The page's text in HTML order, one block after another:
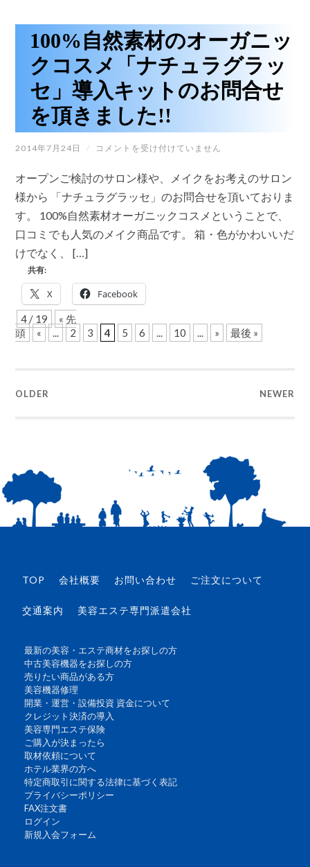
無
料
ミ
ナ
ー
開
催
し
す。
100%自然素材のオーガニッ
クコスメ「ナチュラグラッ
セ」導入キットのお問合せ
を頂きました!!
2014年7月24日 /
100%
素
材
の
オ
ー
ガ
ス
「ナ
チ
合
せ
し
は
コメントを受け付けていません
オープンご検討のサロン様や、メイクをお考えのサロン
様から 「ナチュラグラッセ」のお問合せを頂いておりま
す。 100%自然素材オーガニックコスメということで、
口コミでも人気のメイク商品です。 箱・色がかわいいだ
けでなく、 […]
共有:
X
Facebook
4 / 19
« 先
頭
« ... 2 3 4 5 6 ... 10 ... » 最後 »
OLDER NEWER
TOP 会社概要 お問い合わせ ご注文について
交通案内 美容エステ専門派遣会社
最新の美容・エステ商材をお探しの方
中古美容機器をお探しの方
売りたい商品がある方
美容機器修理
開業・運営・設備投資 資金について
クレジット決済の導入
美容専門エステ保険
ご購入が決まったら
取材依頼について
ホテル業界の方へ
特定商取引に関する法律に基づく表記
プライバシーポリシー
FAX注文書
ログイン
新規入会フォーム